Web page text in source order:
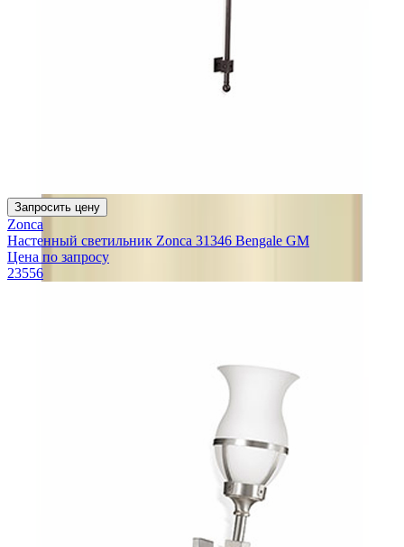
Запросить цену
Zonca
Настенный светильник Zonca 31346 Bengale GM
Цена по запросу
23556